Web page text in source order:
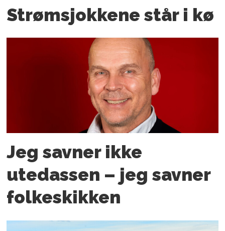
Strømsjokkene står i kø
Jeg savner ikke
utedassen – jeg savner
folkeskikken